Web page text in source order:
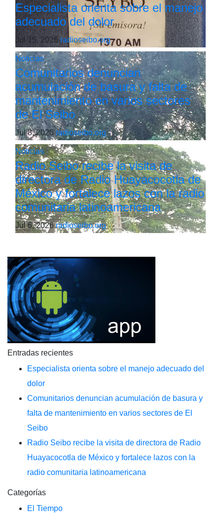
Especialista orienta sobre el manejo
adecuado del dolor
Jul 15, 2026radioseibo.org
Noticias
Comunitarios denuncian
acumulación de basura y falta de
mantenimiento en varios sectores
de El Seibo
Jul 8, 2026radioseibo.org
Noticias
Radio Seibo recibe la visita de
directora de Radio Huayacocotla de
México y fortalece lazos con la radio
comunitaria latinoamericana
Jul 6, 2026radioseibo.org
Entradas recientes
Especialista orienta sobre el manejo adecuado del
dolor
Comunitarios denuncian acumulación de basura y
falta de mantenimiento en varios sectores de El
Seibo
Radio Seibo recibe la visita de directora de Radio
Huayacocotla de México y fortalece lazos con la
radio comunitaria latinoamericana
Categorías
El Tiempo